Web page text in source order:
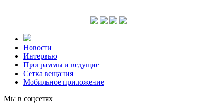
Новости
Интервью
Программы и ведущие
Сетка вещания
Мобильное приложение
Мы в соцсетях